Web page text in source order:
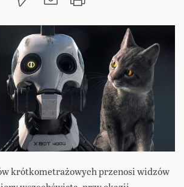
krótkometrażowych przenosi widzów